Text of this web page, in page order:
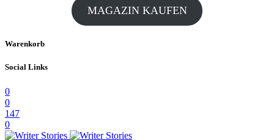
MAGAZIN KAUFEN
Warenkorb
Social Links
0
0
147
0